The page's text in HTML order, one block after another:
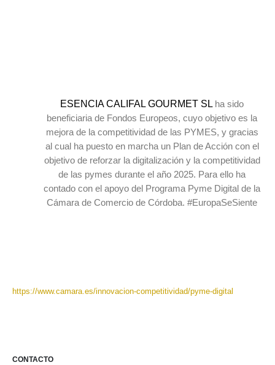
ESENCIA CALIFAL GOURMET SL ha sido
beneficiaria de Fondos Europeos, cuyo objetivo es la
mejora de la competitividad de las PYMES, y gracias
al cual ha puesto en marcha un Plan de Acción con el
objetivo de reforzar la digitalización y la competitividad
de las pymes durante el año 2025. Para ello ha
contado con el apoyo del Programa Pyme Digital de la
Cámara de Comercio de Córdoba. #EuropaSeSiente
https://www.camara.es/innovacion-competitividad/pyme-digital
CONTACTO